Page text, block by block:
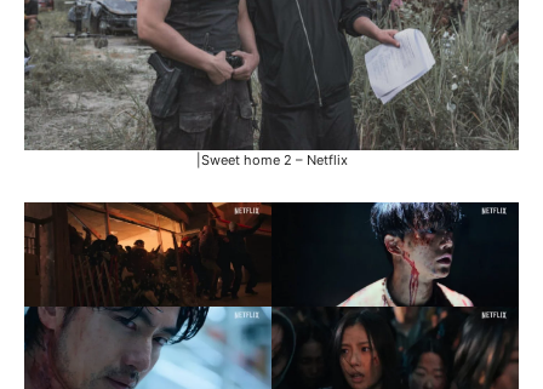
|Sweet home 2 – Netflix